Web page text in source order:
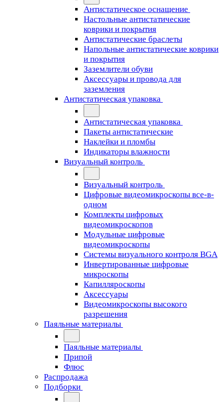
Антистатическое оснащение
Настольные антистатические
коврики и покрытия
Антистатические браслеты
Напольные антистатические коврики
и покрытия
Заземлители обуви
Аксессуары и провода для
заземления
Антистатическая упаковка
Антистатическая упаковка
Пакеты антистатические
Наклейки и пломбы
Индикаторы влажности
Визуальный контроль
Визуальный контроль
Цифровые видеомикроскопы все-в-
одном
Комплекты цифровых
видеомикроскопов
Модульные цифровые
видеомикроскопы
Cистемы визуального контроля BGA
Инвертированные цифровые
микроскопы
Капилляроскопы
Аксессуары
Видеомикроскопы высокого
разрешения
Паяльные материалы
Паяльные материалы
Припой
Флюс
Распродажа
Подборки